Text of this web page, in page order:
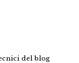
del blog